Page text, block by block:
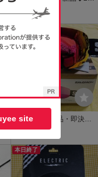
5年◆Method◆GIRO ◆ゴ
ーグル◆③WHITE WORD
MARK ◆全天候◆スペア
レンズ付き◆ジロ ◆男女
◆ASIAN FIT
9,000円
M
本日終了
【24モデル新品・即決】
未使用SALOMON RADIU
M PRO BLACK SIGMAレ
ッドレンズ サロモン ブラ
ック ハイコントラストレ
ンズ 31%OFF 訳あり品
16,800
本日終了
site